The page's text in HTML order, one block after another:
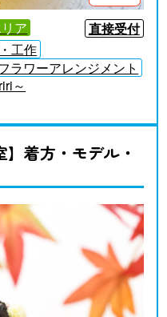
ア
直接受付
工作
ラワーアレンジメント
～
】着方・モデル・